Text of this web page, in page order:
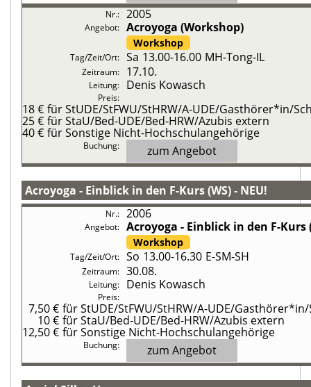
2005
Acroyoga (Workshop)
Workshop
Sa 13.00-16.00 MH-Tong-IL
17.10.
Denis Kowasch
18 € für StUDE/StFWU/StHRW/A-UDE/Gasthörer*in/
25 € für StaU/Bed-UDE/Bed-HRW/Azubis extern
40 € für Sonstige Nicht-Hochschulangehörige
zum Angebot
Acroyoga - Einblick in den F-Kurs (WS) - NEU!
2006
Acroyoga - Einblick in den F-Kurs
Workshop
So 13.00-16.30 E-SM-SH
30.08.
Denis Kowasch
7,50 € für StUDE/StFWU/StHRW/A-UDE/Gasthörer*in/
10 € für StaU/Bed-UDE/Bed-HRW/Azubis extern
12,50 € für Sonstige Nicht-Hochschulangehörige
zum Angebot